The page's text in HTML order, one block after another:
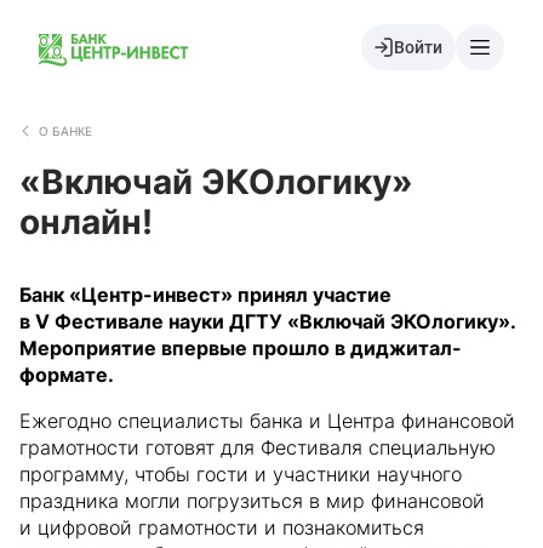
Войти
О БАНКЕ
«Включай ЭКОлогику»
онлайн!
Банк «Центр-инвест» принял участие
в V Фестивале науки ДГТУ «Включай ЭКОлогику».
Мероприятие впервые прошло в диджитал-
формате.
Ежегодно специалисты банка и Центра финансовой
грамотности готовят для Фестиваля специальную
программу, чтобы гости и участники научного
праздника могли погрузиться в мир финансовой
и цифровой грамотности и познакомиться